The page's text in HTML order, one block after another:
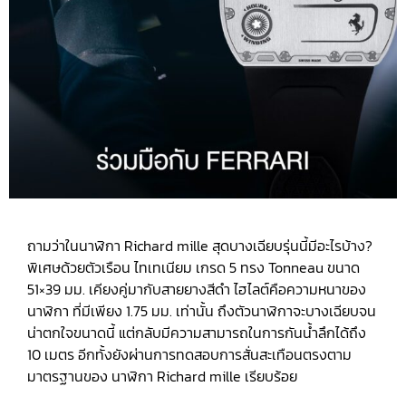
ถามว่าในนาฬิกา Richard mille สุดบางเฉียบรุ่นนี้มีอะไรบ้าง?
พิเศษด้วยตัวเรือน ไทเทเนียม เกรด 5 ทรง Tonneau ขนาด
51×39 มม. เคียงคู่มากับสายยางสีดำ ไฮไลต์คือความหนาของ
นาฬิกา ที่มีเพียง 1.75 มม. เท่านั้น ถึงตัวนาฬิกาจะบางเฉียบจน
น่าตกใจขนาดนี้ แต่กลับมีความสามารถในการกันน้ำลึกได้ถึง
10 เมตร อีกทั้งยังผ่านการทดสอบการสั่นสะเทือนตรงตาม
มาตรฐานของ นาฬิกา Richard mille เรียบร้อย